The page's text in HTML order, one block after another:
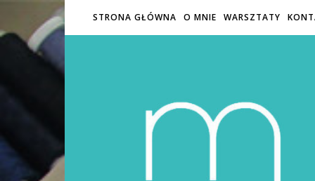
STRONA GŁÓWNA O MNIE WARSZTATY